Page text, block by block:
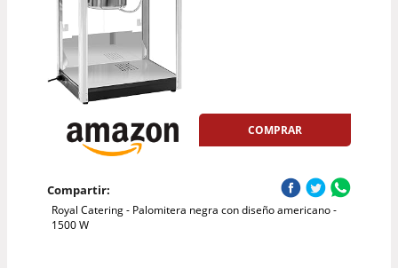
COMPRAR
Compartir:
Royal Catering - Palomitera negra con diseño americano -
1500 W